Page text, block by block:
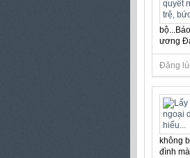
ương
Đăng
không
đình